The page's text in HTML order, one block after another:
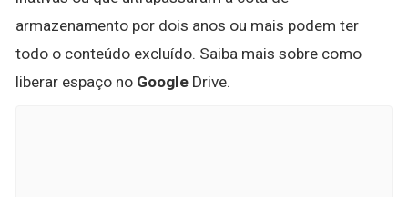
armazenamento por dois anos ou mais podem ter
todo o conteúdo excluído. Saiba mais sobre como
liberar espaço no Google Drive.